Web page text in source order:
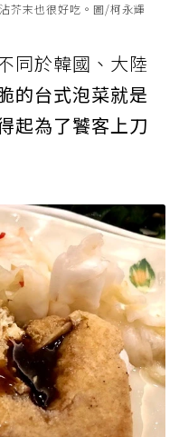
芥末也很好吃。圖/柯永輝
同於韓國、大陸
的台式泡菜就是
起為了饕客上刀